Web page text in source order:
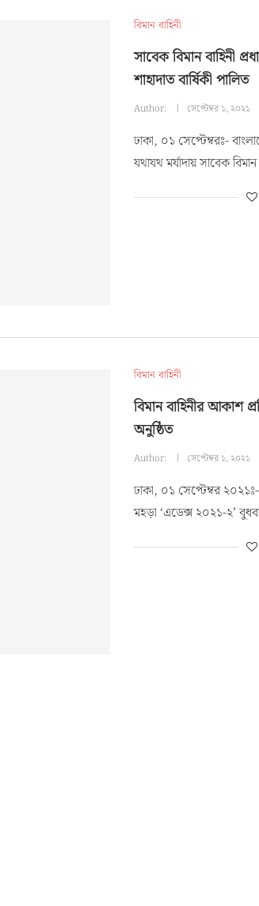
বিমান বাহিনী
সাবেক বিমান বাহিনী
শাহাদাত বার্ষিকী পালিত
Author: সেপ্টেম্বর ১, ২০২১
ঢাকা, ০১ সেপ্টেম্বরঃ-
যথাযথ মর্যাদায় সাবেক
বিমান বাহিনী
বিমান বাহিনীর আকাশ
অনুষ্ঠিত
Author: সেপ্টেম্বর ১, ২০২১
ঢাকা, ০১ সেপ্টেম্বর ২০২১ঃ-
মহড়া ‘এডেক্স ২০২১-২’